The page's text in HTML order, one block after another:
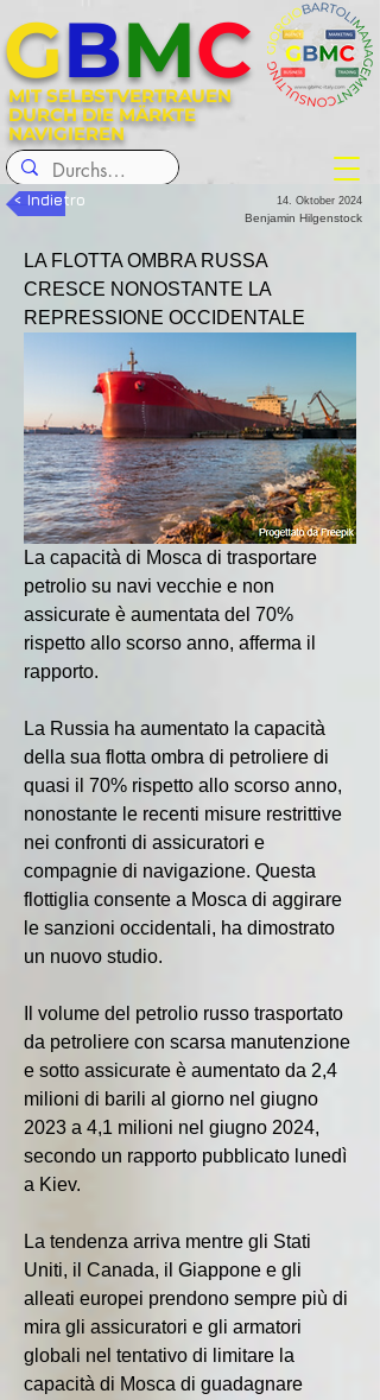
MIT SELBSTVERTRAUEN
DURCH DIE MÄRKTE
NAVIGIEREN
GBMC
< Indietro 14. Oktober 2024
Benjamin Hilgenstock
LA FLOTTA OMBRA RUSSA
CRESCE NONOSTANTE LA
REPRESSIONE OCCIDENTALE
La capacità di Mosca di trasportare
petrolio su navi vecchie e non
assicurate è aumentata del 70%
rispetto allo scorso anno, afferma il
rapporto.
La Russia ha aumentato la capacità
della sua flotta ombra di petroliere di
quasi il 70% rispetto allo scorso anno,
nonostante le recenti misure restrittive
nei confronti di assicuratori e
compagnie di navigazione. Questa
flottiglia consente a Mosca di aggirare
le sanzioni occidentali, ha dimostrato
un nuovo studio.
Il volume del petrolio russo trasportato
da petroliere con scarsa manutenzione
e sotto assicurate è aumentato da 2,4
milioni di barili al giorno nel giugno
2023 a 4,1 milioni nel giugno 2024,
secondo un rapporto pubblicato lunedì
a Kiev.
La tendenza arriva mentre gli Stati
Uniti, il Canada, il Giappone e gli
alleati europei prendono sempre più di
mira gli assicuratori e gli armatori
globali nel tentativo di limitare la
capacità di Mosca di guadagnare